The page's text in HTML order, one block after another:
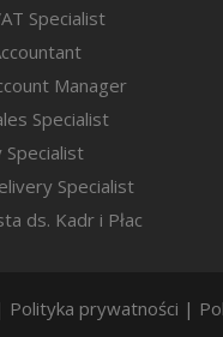
Specialist
Manager
Specialist
Specialist
Specialist
ds. Kadr i Płac
Polityka prywatności |